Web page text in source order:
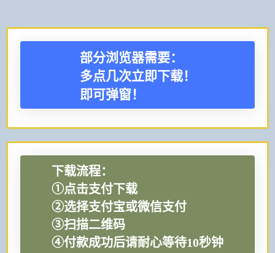
部分浏览器需要：
多点几次立即下载！
即可弹窗！
下载流程：
①点击支付下载
②选择支付宝或微信支付
③扫描二维码
④付款成功后请耐心等待10秒钟